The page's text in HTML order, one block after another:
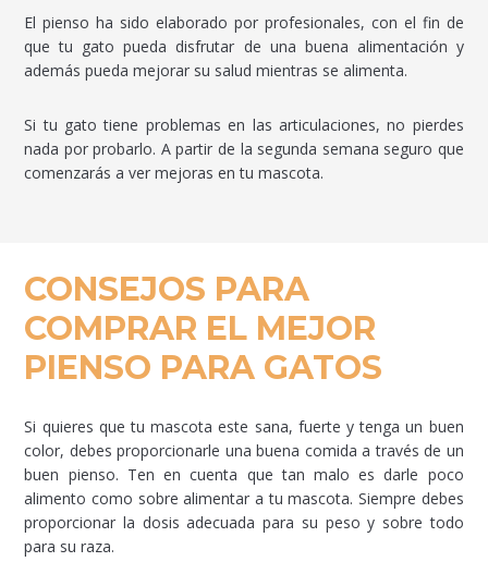
El pienso ha sido elaborado por profesionales, con el fin de
que tu gato pueda disfrutar de una buena alimentación y
además pueda mejorar su salud mientras se alimenta.
Si tu gato tiene problemas en las articulaciones, no pierdes
nada por probarlo. A partir de la segunda semana seguro que
comenzarás a ver mejoras en tu mascota.
CONSEJOS PARA
COMPRAR EL MEJOR
PIENSO PARA GATOS
Si quieres que tu mascota este sana, fuerte y tenga un buen
color, debes proporcionarle una buena comida a través de un
buen pienso. Ten en cuenta que tan malo es darle poco
alimento como sobre alimentar a tu mascota. Siempre debes
proporcionar la dosis adecuada para su peso y sobre todo
para su raza.